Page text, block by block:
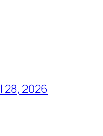
28, 2026